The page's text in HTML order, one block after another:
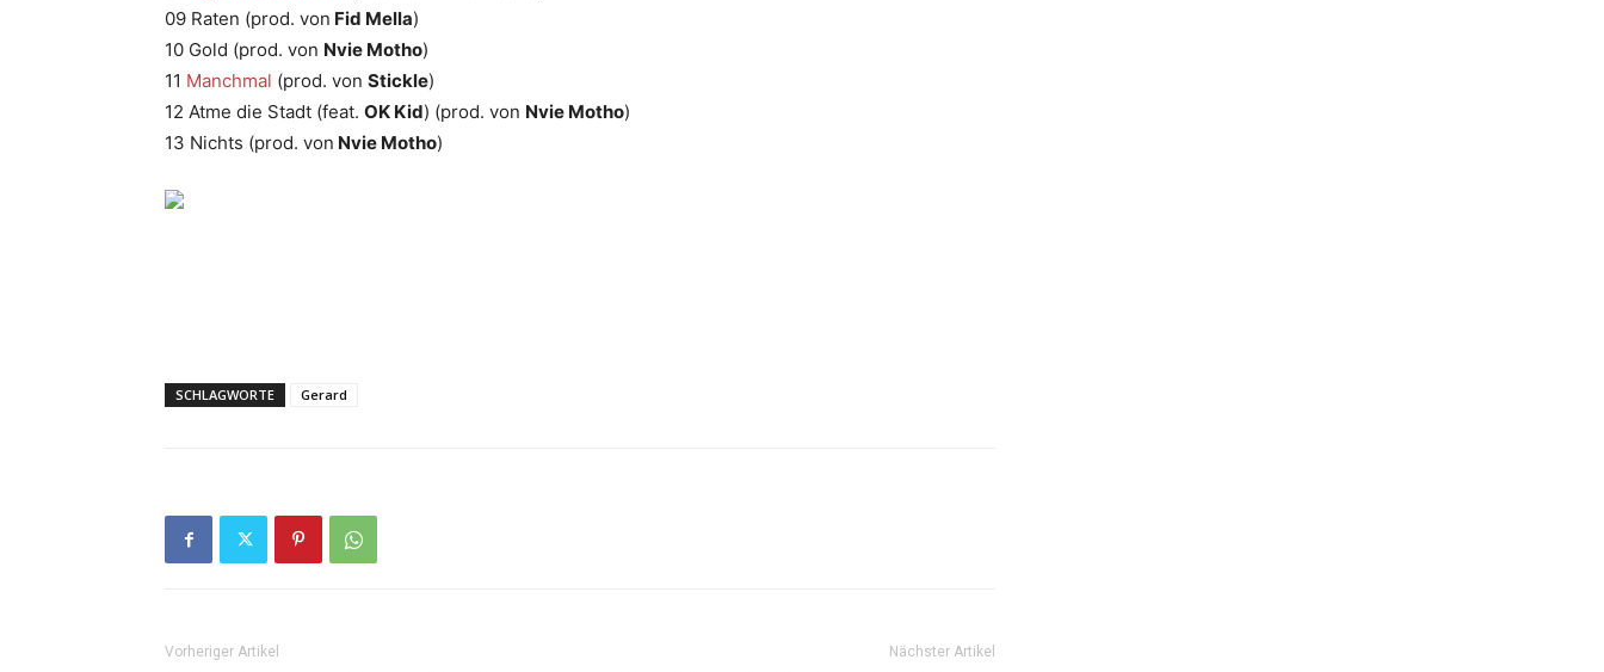
09 Raten (prod. von Fid Mella)
10 Gold (prod. von Nvie Motho)
11 Manchmal (prod. von Stickle)
12 Atme die Stadt (feat. OK Kid) (prod. von Nvie Motho)
13 Nichts (prod. von Nvie Motho)
SCHLAGWORTE Gerard
Vorheriger Artikel Nächster Artikel